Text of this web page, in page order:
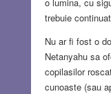
trebuie
Nu ar fi fost o
Netanyahu sa
copilasilor
cunoaste (sau